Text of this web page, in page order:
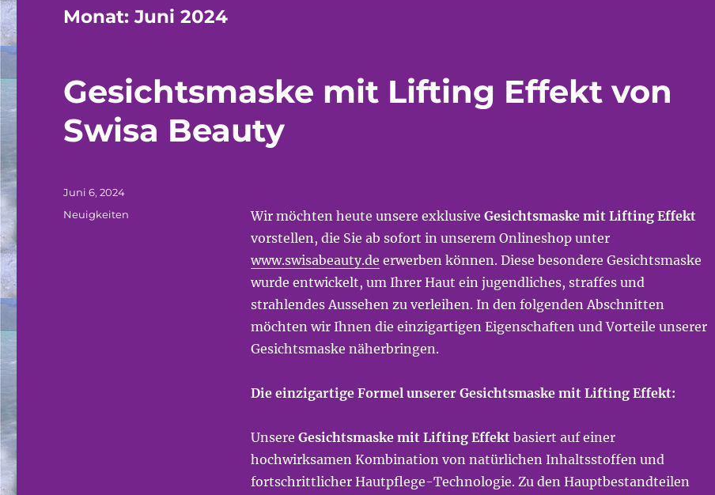
Monat:Juni 2024
Gesichtsmaske mit Lifting Effekt von
Swisa Beauty
Wir möchten heute unsere exklusive Gesichtsmaske mit Lifting Effekt
vorstellen, die Sie ab sofort in unserem Onlineshop unter
www.swisabeauty.de erwerben können. Diese besondere Gesichtsmaske
wurde entwickelt, um Ihrer Haut ein jugendliches, straffes und
strahlendes Aussehen zu verleihen. In den folgenden Abschnitten
möchten wir Ihnen die einzigartigen Eigenschaften und Vorteile unserer
Gesichtsmaske näherbringen.
Die einzigartige Formel unserer Gesichtsmaske mit Lifting Effekt:
Unsere Gesichtsmaske mit Lifting Effektbasiert auf einer
hochwirksamen Kombination von natürlichen Inhaltsstoffen und
fortschrittlicher Hautpflege-Technologie. Zu den Hauptbestandteilen
Veröffentlicht
Juni 6, 2024
Kategorien
Neuigkeiten